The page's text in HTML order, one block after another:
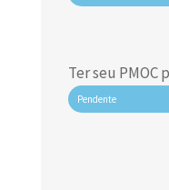
Ter seu PMOC
Pendente